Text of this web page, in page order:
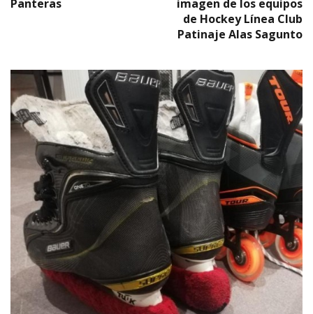
Panteras
imagen de los equipos
de Hockey Línea Club
Patinaje Alas Sagunto